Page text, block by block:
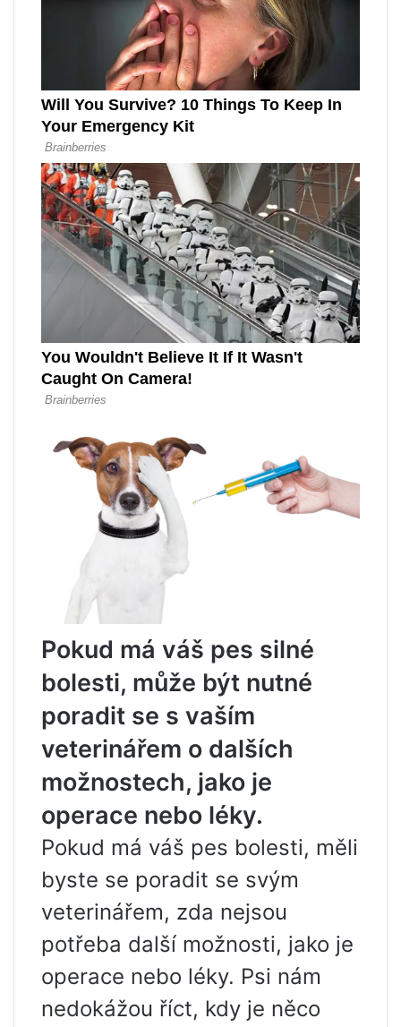
Pokud má váš pes silné
bolesti, může být nutné
poradit se s vaším
veterinářem o dalších
možnostech, jako je
operace nebo léky.
Pokud má váš pes bolesti, měli
byste se poradit se svým
veterinářem, zda nejsou
potřeba další možnosti, jako je
operace nebo léky. Psi nám
nedokážou říct, kdy je něco